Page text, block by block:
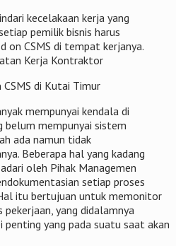
kecelakaan kerja yang
pemilik bisnis harus
on CSMS di tempat kerjanya.
Kerja Kontraktor
mempunyai kendala di
belum mempunyai sistem
ada namun tidak
Beberapa hal yang kadang
oleh Pihak Managemen
setiap proses
itu bertujuan untuk memonitor
yang didalamnya
yang pada suatu saat akan